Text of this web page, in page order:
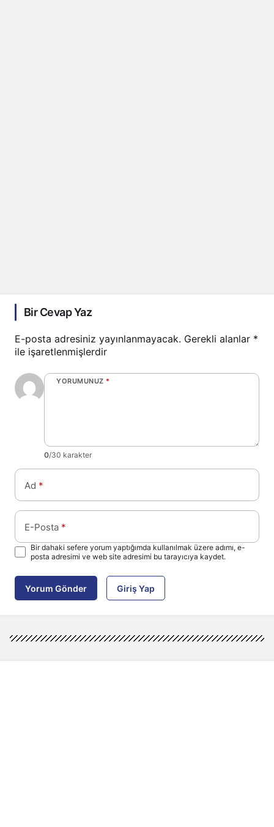
Bir Cevap Yaz
E-posta adresiniz yayınlanmayacak. Gerekli alanlar *
ile işaretlenmişlerdir
YORUMUNUZ *
0/30 karakter
Ad *
E-Posta *
Bir dahaki sefere yorum yaptığımda kullanılmak üzere adımı, e-
posta adresimi ve web site adresimi bu tarayıcıya kaydet.
Yorum Gönder Giriş Yap